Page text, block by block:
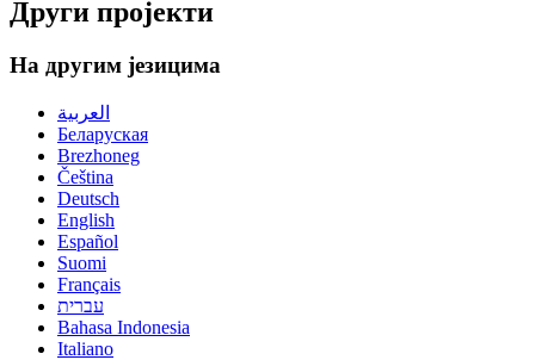
Други пројекти
На другим језицима
العربية
Беларуская
Brezhoneg
Čeština
Deutsch
English
Español
Suomi
Français
עברית
Bahasa Indonesia
Italiano